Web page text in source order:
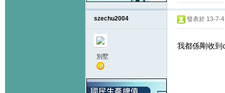
szechu2004
別墅
發表於 13-7-
我都係剛收到